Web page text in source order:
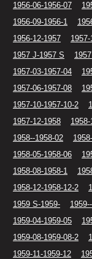
1956-06-1956-07
1956-09-1956-1
1956-12-1957
1957 J-1957 S
1957-03-1957-04
1957-06-1957-08
1957-10-1957-10-2
1957-12-1958
1958--1958-02
1958-05-1958-06
1958-08-1958-1
1958-12-1958-12-2
1959 S-1959-
1959-04-1959-05
1959-08-1959-08-2
1959-11-1959-12